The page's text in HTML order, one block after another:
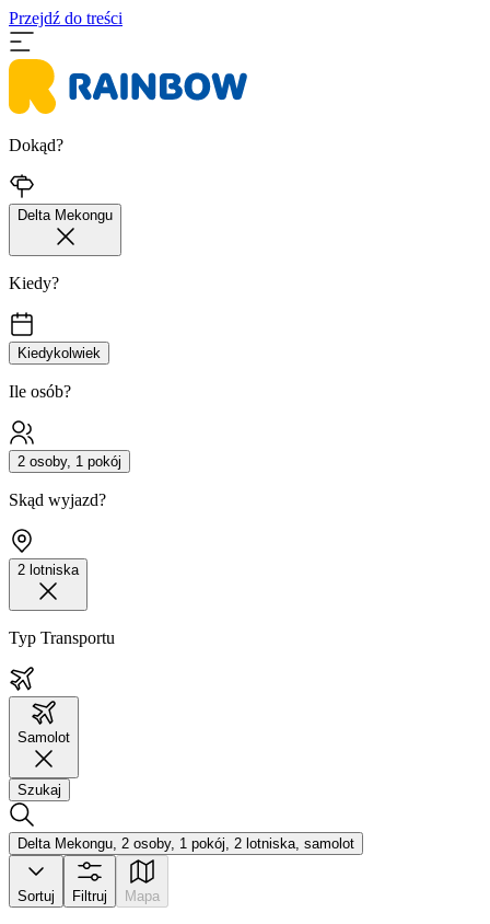
Przejdź do treści
Dokąd?
Delta Mekongu
Kiedy?
Kiedykolwiek
Ile osób?
2 osoby, 1 pokój
Skąd wyjazd?
2 lotniska
Typ Transportu
Samolot
Szukaj
Delta Mekongu, 2 osoby, 1 pokój, 2 lotniska, samolot
Sortuj Filtruj Mapa